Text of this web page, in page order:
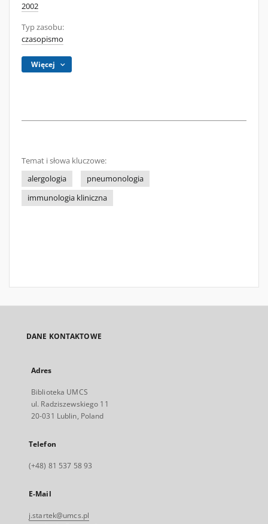
2002
Typ zasobu:
czasopismo
Więcej
Temat i słowa kluczowe:
alergologia
pneumonologia
immunologia kliniczna
DANE KONTAKTOWE
Adres
Biblioteka UMCS
ul. Radziszewskiego 11
20-031 Lublin, Poland
Telefon
(+48) 81 537 58 93
E-Mail
j.startek@umcs.pl